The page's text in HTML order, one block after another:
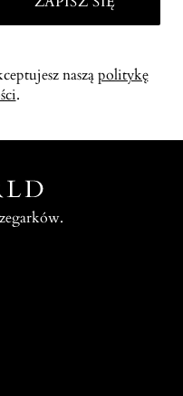
nasząpolitykę
.